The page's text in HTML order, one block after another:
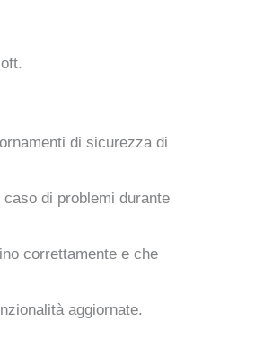
di sicurezza di
di problemi durante
correttamente e che
aggiornate.